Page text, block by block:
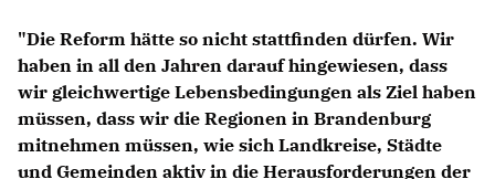
"Die Reform hätte so nicht stattfinden dürfen. Wir
haben in all den Jahren darauf hingewiesen, dass
wir gleichwertige Lebensbedingungen als Ziel haben
müssen, dass wir die Regionen in Brandenburg
mitnehmen müssen, wie sich Landkreise, Städte
und Gemeinden aktiv in die Herausforderungen der